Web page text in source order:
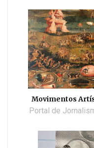
Movimentos
Portal de